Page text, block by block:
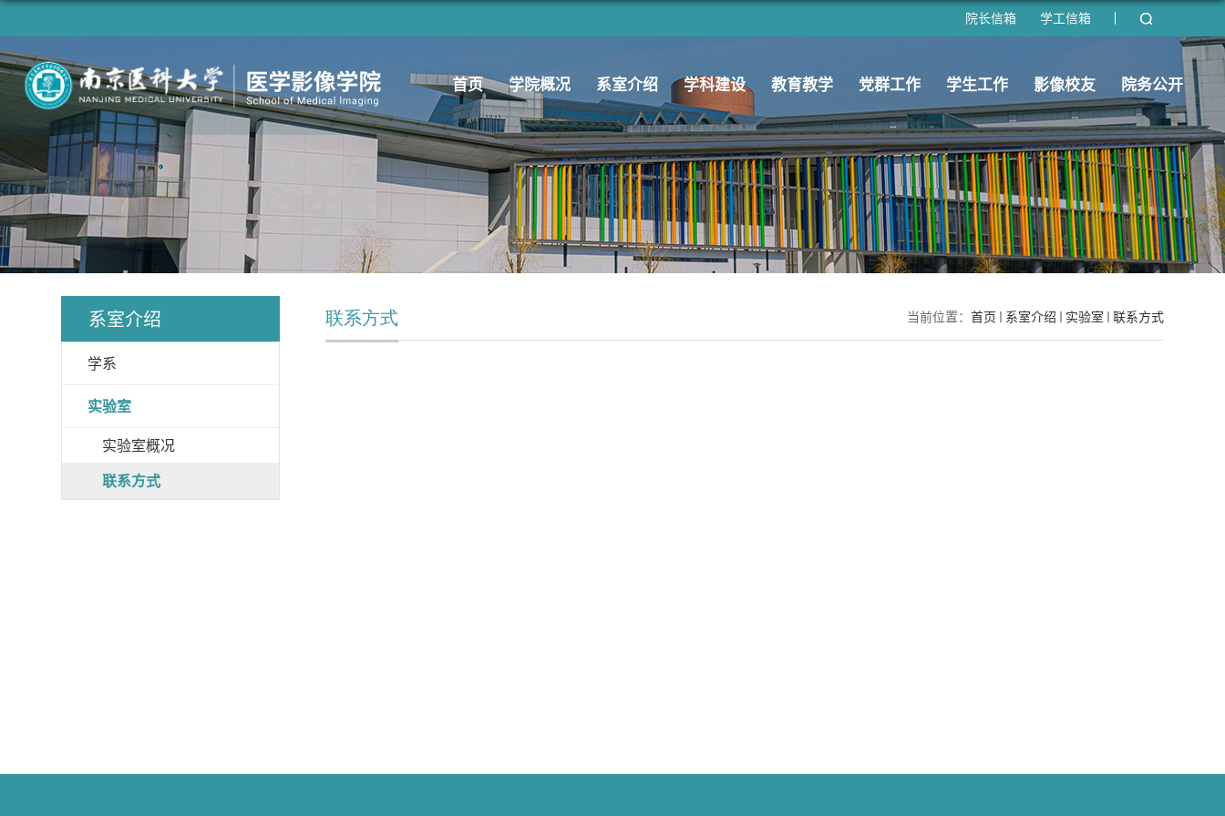
院长信箱 学工信箱
首页 学院概况 系室介绍 学科建设 教育教学 党群工作 学生工作 影像校友 院务公开
系室介绍
学系
实验室
实验室概况
联系方式
当前位置： 首页 系室介绍 实验室 联系方式
联系方式